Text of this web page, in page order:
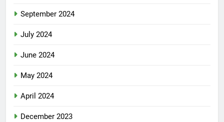
September 2024
July 2024
June 2024
May 2024
April 2024
December 2023